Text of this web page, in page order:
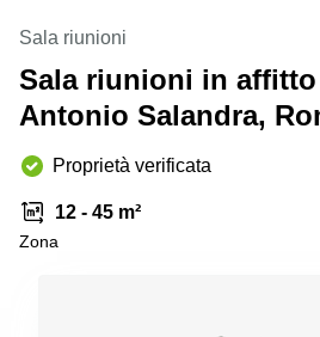
Brescia
Affitto
Centers
a
Treviso
Affitto
Sala riunioni
Sala riunioni in
Antonio Salandra,
Proprietà verificata
12 - 45 m²
Zona